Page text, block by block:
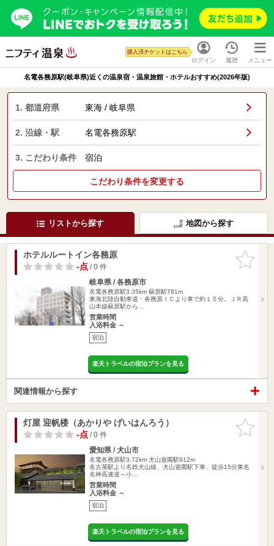
ログイン
購入済チケットはこちら
履歴 メニュー
名電各務原駅(岐阜県)近くの温泉宿・温泉旅館・ホテルおすすめ(2026年版)
1. 都道府県 東海 / 岐阜県
2. 沿線・駅 名電各務原駅
3. こだわり条件 宿泊
こだわり条件を変更する
リストから探す 地図から探す
お気に入
りに追加
ホテルルートイン各務原
-点/ 0 件
岐阜県 / 各務原市
名電各務原駅3.35km 蘇原駅781m
東海北陸自動車道・各務原ＩＣより車で約１５分。ＪＲ高
山本線蘇原駅から…
営業時間
入浴料金 ～
宿泊
楽天トラベルの宿泊プランを見る
関連情報から探す
お気に入
りに追加
灯屋 迎帆楼（あかりや げいはんろう）
-点/ 0 件
愛知県 / 犬山市
名電各務原駅3.72km 犬山遊園駅912m
名古屋駅より名鉄犬山線、犬山遊園駅下車、徒歩15分東名
名神高速道～小…
営業時間
入浴料金 ～
宿泊
楽天トラベルの宿泊プランを見る